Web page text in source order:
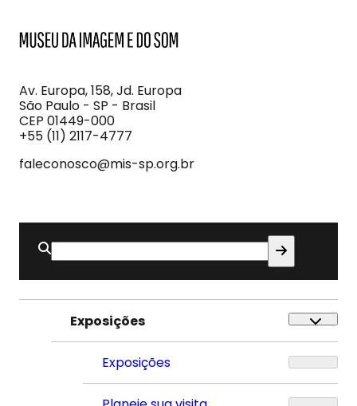
Imagem
e
do
Som
Av. Europa, 158, Jd. Europa
São Paulo - SP - Brasil
CEP 01449-000
+55 (11) 2117-4777
faleconosco@mis-sp.org.br
Buscar
por:
Exposições
Exposições